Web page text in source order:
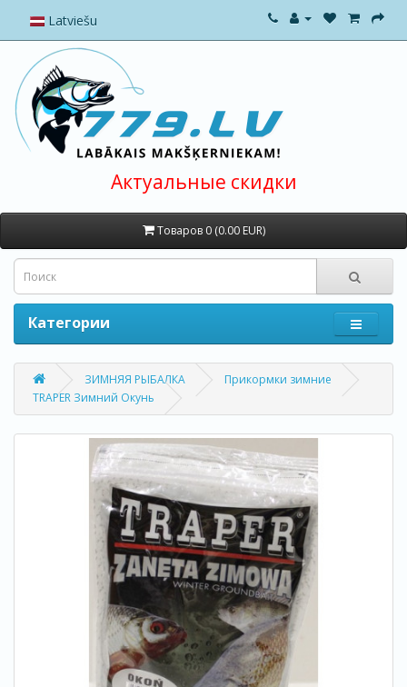
Latviešu
Актуальные скидки
Товаров 0 (0.00 EUR)
Категории
ЗИМНЯЯ РЫБАЛКА
Прикормки зимние
TRAPER Зимний Окунь